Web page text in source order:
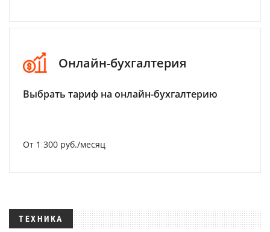
Онлайн-бухгалтерия
Выбрать тариф на онлайн-бухгалтерию
От 1 300 руб./месяц
ТЕХНИКА